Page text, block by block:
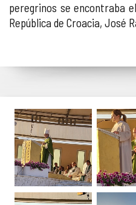
peregrinos se encontraba
República de Croacia, José